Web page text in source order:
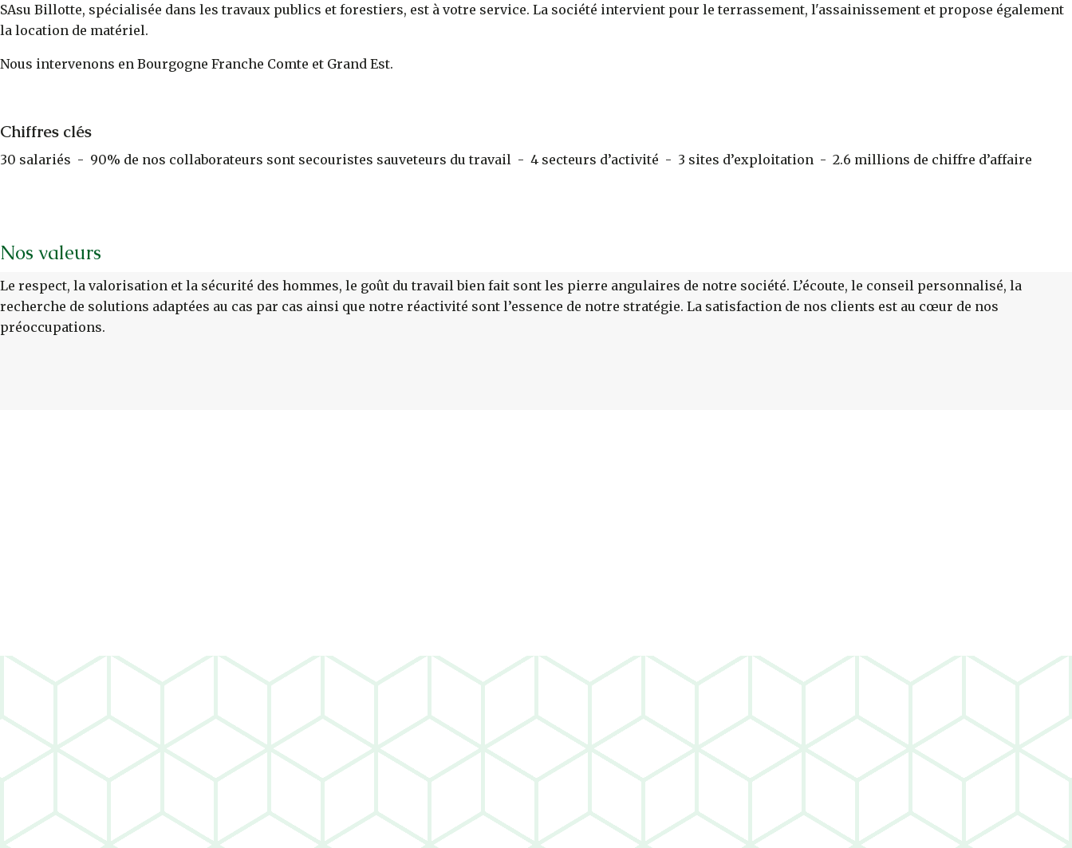
SAsu Billotte, spécialisée dans les travaux publics et forestiers, est à votre service. La société intervient pour le terrassement, l'assainissement et propose également
la location de matériel.
Nous intervenons en Bourgogne Franche Comte et Grand Est.
Chiffres clés
30 salariés - 90% de nos collaborateurs sont secouristes sauveteurs du travail - 4 secteurs d’activité - 3 sites d’exploitation - 2.6 millions de chiffre d’affaire
Nos valeurs
Le respect, la valorisation et la sécurité des hommes, le goût du travail bien fait sont les pierre angulaires de notre société. L’écoute, le conseil personnalisé, la
recherche de solutions adaptées au cas par cas ainsi que notre réactivité sont l’essence de notre stratégie. La satisfaction de nos clients est au cœur de nos
préoccupations.